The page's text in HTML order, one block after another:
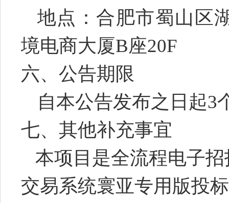
地点：合肥市蜀山区
境电商大厦B座20F
六、公告期限
自本公告发布之日起3
七、其他补充事宜
本项目是全流程电子
交易系统寰亚专用版投